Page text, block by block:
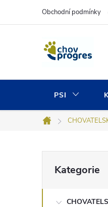
Obchodní podmínky
PSI
Domů
o
kategorie
Kategorie